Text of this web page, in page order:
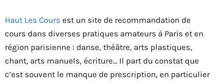
Haut Les Cours est un site de recommandation de
cours dans diverses pratiques amateurs à Paris et en
région parisienne : danse, théâtre, arts plastiques,
chant, arts manuels, écriture… Il part du constat que
c’est souvent le manque de prescription, en particulier